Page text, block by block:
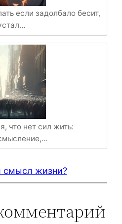
если задолбало бесит,
что нет сил жить:
смысл жизни?